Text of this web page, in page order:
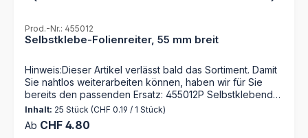
Prod.-Nr.: 455012
Selbstklebe-Folienreiter, 55 mm breit
Hinweis:Dieser Artikel verlässt bald das Sortiment. Damit
Sie nahtlos weiterarbeiten können, haben wir für Sie
bereits den passenden Ersatz: 455012P Selbstklebende
Reiter mit Schutzfolie 55 mm zum Selbstbeschriftenfür
alphabetische Suchbegriffe 1 Bogen = 25 Reiter Farbe:
hellorangeMaterial: Karton, Folie Für umfangreiche
Inhalt: 25 Stück (CHF 0.19 / 1 Stück)
Regulärer Preis:
Ab CHF 4.80